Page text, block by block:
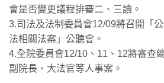
會是否變更議程排審二、三讀。
3.司法及法制委員會12/09將召開「
法相關法案」公聽會。
4.全院委員會12/10、11、12將審查
副院長、大法官等人事案。